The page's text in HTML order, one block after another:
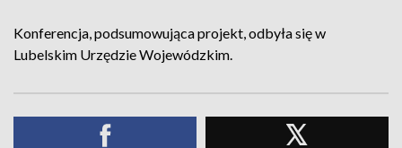
Konferencja, podsumowująca projekt, odbyła się w
Lubelskim Urzędzie Wojewódzkim.